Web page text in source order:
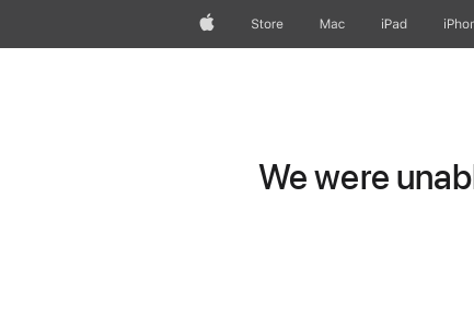
AppleStore Mac iPad
We were